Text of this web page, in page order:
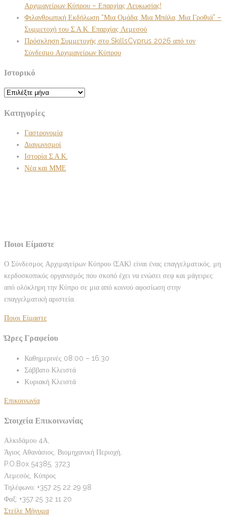
Αρχιμαγείρων Κύπρου – Επαρχίας Λευκωσίας!
Φιλανθρωπική Εκδήλωση “Μια Ομάδα, Μια Μπάλα, Μια Γροθιά” –
Συμμετοχή του Σ.Α.Κ. Επαρχίας Λεμεσού
Πρόσκληση Συμμετοχής στο SkillsCyprus 2026 από τον
Σύνδεσμο Αρχιμαγείρων Κύπρου
Ιστορικό
Ιστορικό
Κατηγορίες
Γαστρονομία
Διαγωνισμοί
Ιστορία Σ.Α.Κ.
Νέα και ΜΜΕ
Ποιοι Είμαστε
Ο Σύνδεσμος Αρχιμαγείρων Κύπρου (ΣΑΚ) είναι ένας επαγγελματικός, μη
κερδοσκοπικός οργανισμός που σκοπό έχει να ενώσει σεφ και μάγειρες
από ολόκληρη την Κύπρο σε μια από κοινού αφοσίωση στην
επαγγελματική αριστεία.
Ποιοι Είμαστε
Ώρες Γραφείου
Καθημερινές 08:00 – 16:30
Σάββατο Κλειστά
Κυριακή Κλειστά
Επικοινωνία
Στοιχεία Επικοινωνίας
Αλκιδάμου 4Α,
Άγιος Αθανάσιος, Βιομηχανική Περιοχή,
P.O.Box 54385, 3723
Λεμεσός, Κύπρος
Τηλέφωνο: +357 25 22 29 98
Φαξ: +357 25 32 11 20
Στείλε Μήνυμα